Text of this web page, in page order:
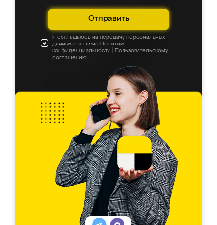
Отправить
Я соглашаюсь на передачу персональных
данных согласно Политике
конфиденциальности
Пользовательскому
соглашению